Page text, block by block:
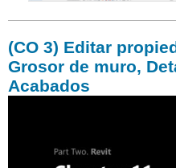
(CO 3) Editar
Grosor de muro,
Acabados